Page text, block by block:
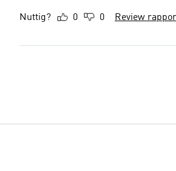
Nuttig? 0 0 Review